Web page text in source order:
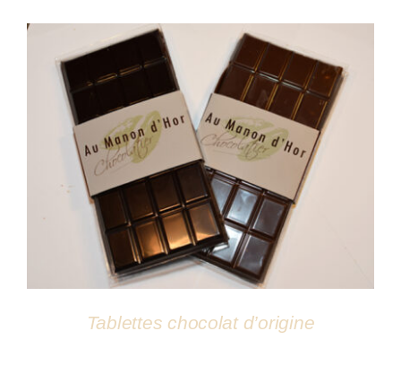
Atelier
DÉTAILS
Tablettes chocolat d’origine